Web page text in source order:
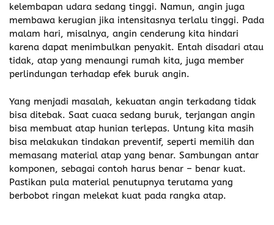
kelembapan udara sedang tinggi. Namun, angin juga
membawa kerugian jika intensitasnya terlalu tinggi. Pada
malam hari, misalnya, angin cenderung kita hindari
karena dapat menimbulkan penyakit. Entah disadari atau
tidak, atap yang menaungi rumah kita, juga member
perlindungan terhadap efek buruk angin.
Yang menjadi masalah, kekuatan angin terkadang tidak
bisa ditebak. Saat cuaca sedang buruk, terjangan angin
bisa membuat atap hunian terlepas. Untung kita masih
bisa melakukan tindakan preventif, seperti memilih dan
memasang material atap yang benar. Sambungan antar
komponen, sebagai contoh harus benar – benar kuat.
Pastikan pula material penutupnya terutama yang
berbobot ringan melekat kuat pada rangka atap.